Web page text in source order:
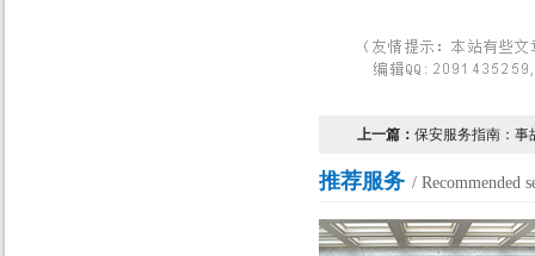
上一篇：保安服务指南：事
推荐服务 / Recommended